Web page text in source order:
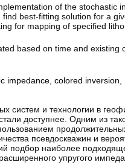
of the
best-fitting solution for a
for mapping of specified
based on time and existing
impedance, colored inversion
систем и технологии в
доступнее. Одним из
псевдоскважин и
подбор наиболее
упругого